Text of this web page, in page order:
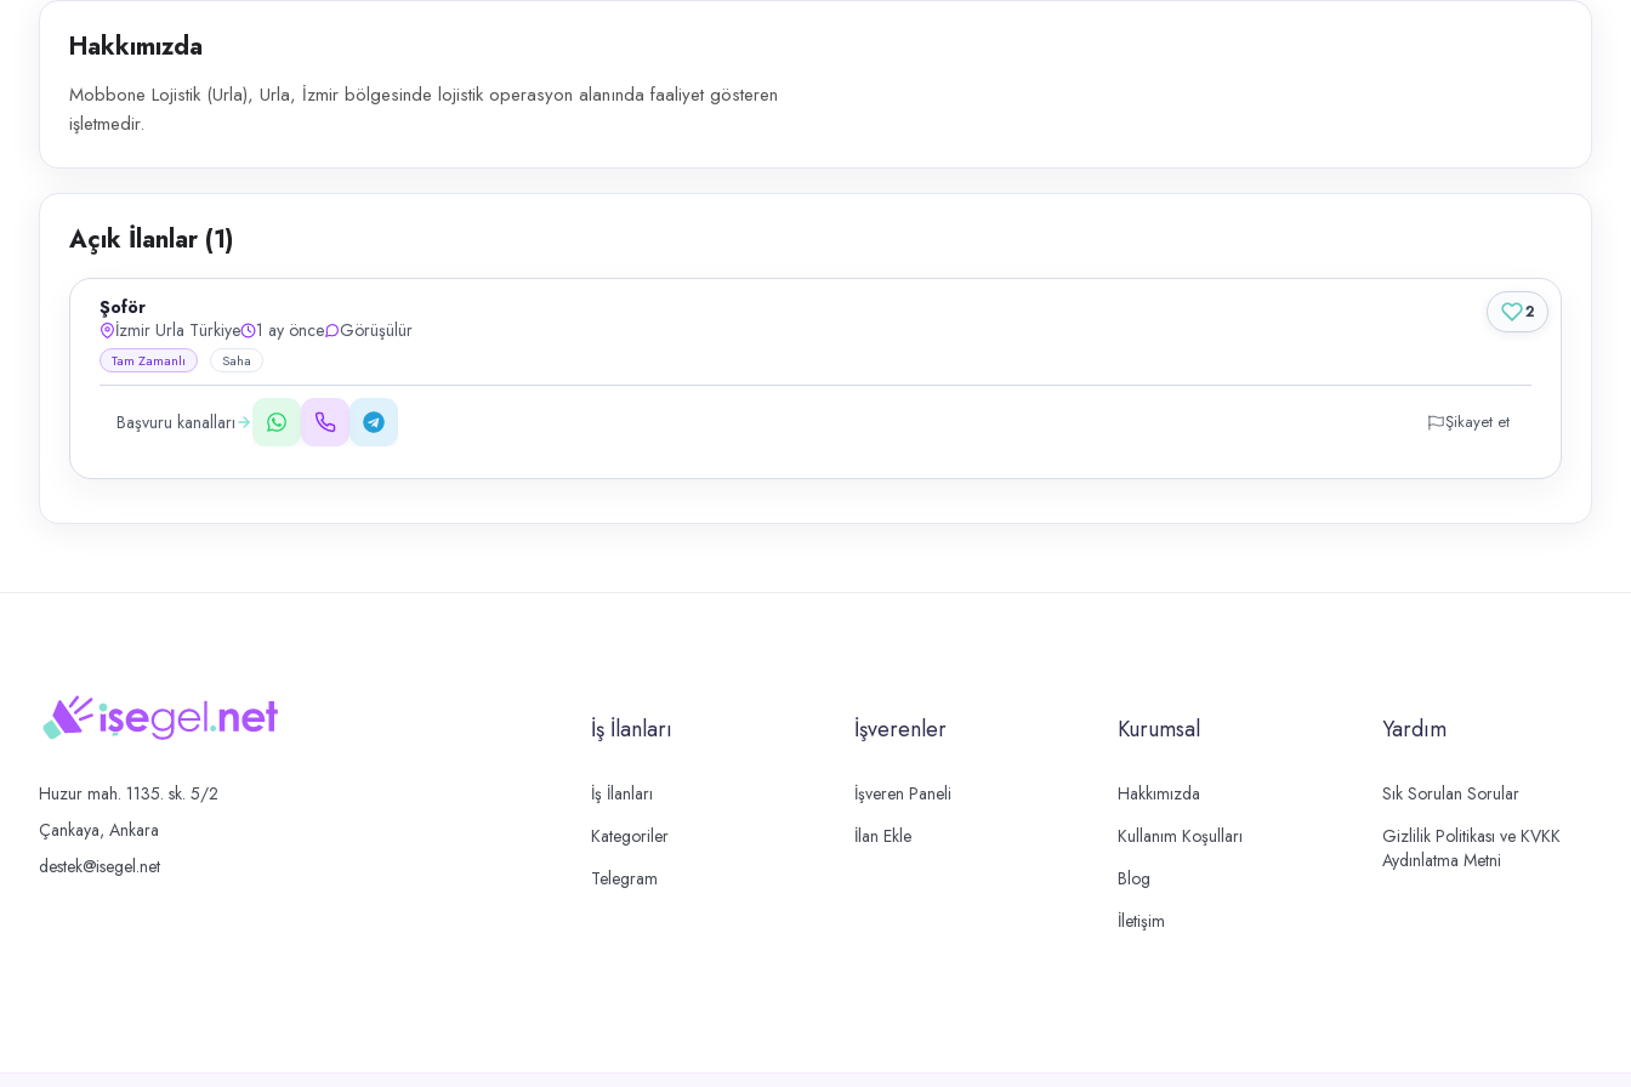
Hakkımızda
Mobbone Lojistik (Urla), Urla, İzmir bölgesinde lojistik operasyon alanında faaliyet gösteren
işletmedir.
Açık İlanlar (1)
Şoför
İzmir Urla Türkiye
1 ay önce Görüşülür
Tam Zamanlı Saha
Başvuru kanalları Şikayet et
2
Huzur mah. 1135. sk. 5/2
Çankaya, Ankara
destek@isegel.net
İş İlanları
İş İlanları
Kategoriler
Telegram
İşverenler
İşveren Paneli
İlan Ekle
Kurumsal
Hakkımızda
Kullanım Koşulları
Blog
İletişim
Yardım
Sık Sorulan Sorular
Gizlilik Politikası ve KVKK
Aydınlatma Metni